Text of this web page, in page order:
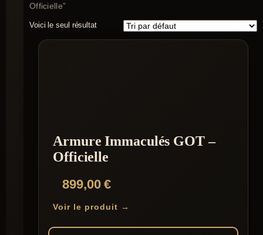
Officielle”
Voici le seul résultat
Armure Immaculés GOT –
Officielle
899,00€
Voir le produit →